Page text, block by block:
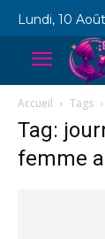
Lundi, 10
Accueil Tags
Tag:
femme